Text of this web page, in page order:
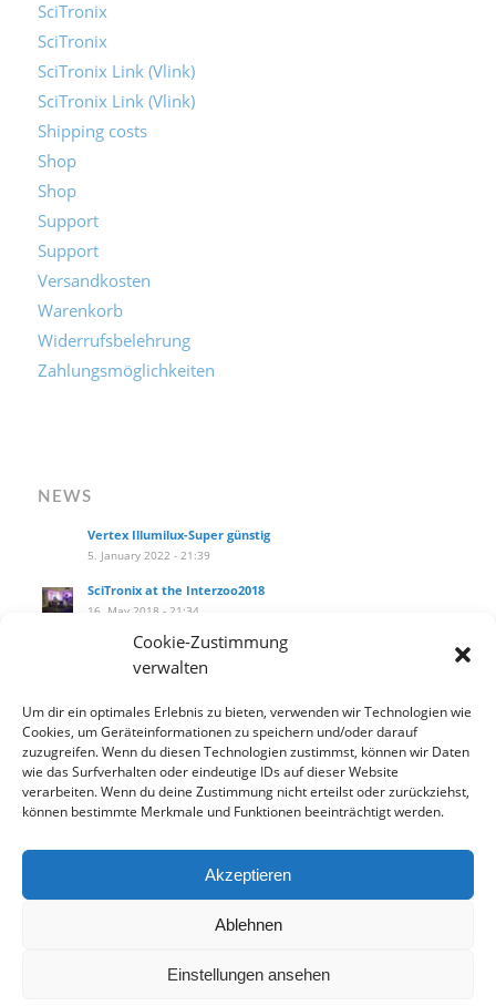
Cookie-Zustimmung
verwalten
Um dir ein optimales Erlebnis zu bieten, verwenden wir Technologien wie
Cookies, um Geräteinformationen zu speichern und/oder darauf
zuzugreifen. Wenn du diesen Technologien zustimmst, können wir Daten
wie das Surfverhalten oder eindeutige IDs auf dieser Website
verarbeiten. Wenn du deine Zustimmung nicht erteilst oder zurückziehst,
können bestimmte Merkmale und Funktionen beeinträchtigt werden.
Akzeptieren
Ablehnen
Einstellungen ansehen
SciTronix
SciTronix
SciTronix Link (Vlink)
SciTronix Link (Vlink)
Shipping costs
Shop
Shop
Support
Support
Versandkosten
Warenkorb
Widerrufsbelehrung
Zahlungsmöglichkeiten
NEWS
Vertex Illumilux-Super günstig
5. January 2022 - 21:39
SciTronix at the Interzoo2018
16. May 2018 - 21:34
SciTronix auf der Interzoo2018
16. May 2018 - 21:25
27. September 2017 - 14:10
Our new product catalog!
12. September 2017 - 13:33